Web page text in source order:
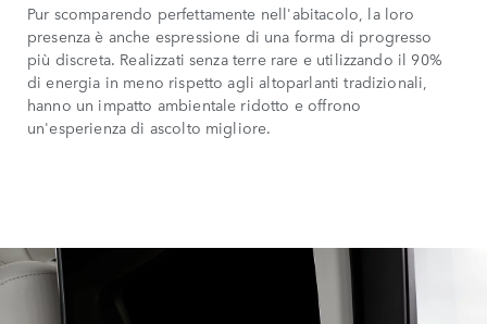
Pur scomparendo perfettamente nell'abitacolo, la loro
presenza è anche espressione di una forma di progresso
più discreta. Realizzati senza terre rare e utilizzando il 90%
di energia in meno rispetto agli altoparlanti tradizionali,
hanno un impatto ambientale ridotto e offrono
un'esperienza di ascolto migliore.